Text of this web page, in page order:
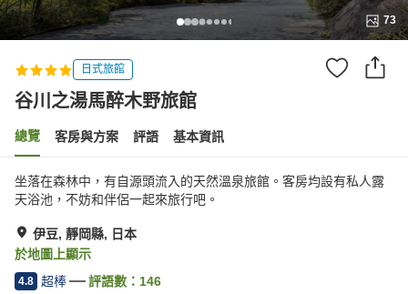
73
日式旅館
谷川之湯馬醉木野旅館
總覽 客房與方案 評語 基本資訊
坐落在森林中，有自源頭流入的天然溫泉旅館。客房均設有私人露
天浴池，不妨和伴侶一起來旅行吧。
伊豆, 靜岡縣, 日本
於地圖上顯示
4.8 超棒 評語數： 146